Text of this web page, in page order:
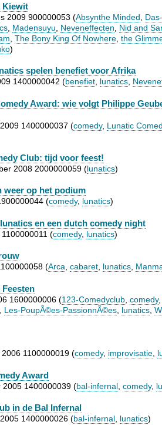
Kiewit
2009 900000053 (Absynthe Minded
Madensuyu Neveneffecten
Nid and
The Bony King Of Nowhere the
)
spelen benefiet voor Afrika
1400000042 (benefiet lunatics
Award: wie volgt Philippe
1400000037 (comedy, Lunatic
Club: tijd voor feest!
2008 2000000059 (lunatics)
weer op het podium
(comedy, lunatics)
en een dutch comedy night
(comedy, lunatics)
(Arca, cabaret, lunatics,
1600000006 (123-Comedyclub comedy
Les-PoupÃ©es-PassionnÃ©es lunatics
1100000019 (comedy, improvisatie,
Award
1400000039 (bal-infernal comedy,
in de Bal Infernal
1400000026 (bal-infernal, lunatics)